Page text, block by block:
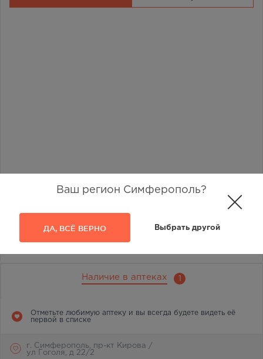
Ваш регион Симферополь?
ДА, ВСЁ ВЕРНО Выбрать другой
Наличие в аптеках 1
Отметьте любимую аптеку и вы всегда будете видеть её
первой в списке
г. Симферополь, пр-кт Кирова /
ул Гоголя, д 22/2